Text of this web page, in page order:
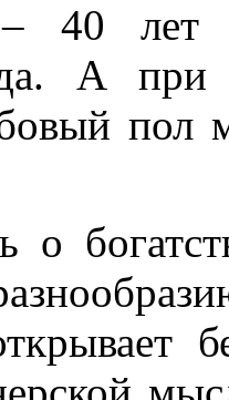
40 лет
А
пол
о